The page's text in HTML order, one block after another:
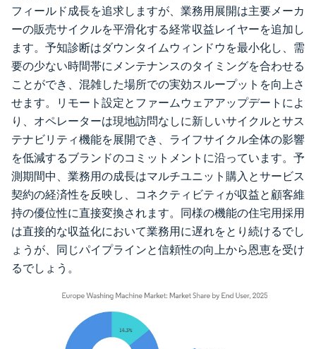
フィールド成長を追求しますが、業務用展開は主要メーカ
ーの販売サイクルを平滑化する経常収益レイヤーを追加し
ます。予知診断はダウンタイムウィンドウを最小化し、需
要の少ない時間帯にメンテナンスのタイミングを合わせる
ことができ、混雑した場所での実効スループットを向上さ
せます。リモート設定とファームウェアアップデートによ
り、オペレーターは現地訪問なしに新しいサイクルとサス
テナビリティ機能を展開でき、ライフサイクル全体の影響
を低減するブランドのコミットメントに沿っています。予
測期間中、業務用の成長はマルチユニット購入とサービス
契約の経済性を反映し、コネクティビティが収益と顧客維
持の優位性に直接変換されます。同様の機能の住宅用採用
は直接的な収益化において業務用に遅れをとり続けるでし
ょうが、同じパイプラインと信頼性の向上から恩恵を受け
るでしょう。